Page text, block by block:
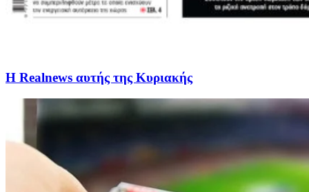
Η Realnews αυτής της Κυριακής